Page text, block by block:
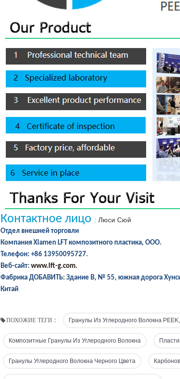
Контактное лицо : Люси Сюй
Отдел внешней торговли
Компания Xiamen LFT композитного пластика, ООО.
Телефон: +86 13950095727.
Веб-сайт: www.lft-g.com.
Фабрика ДОБАВИТЬ: Здание B, № 55, южная дорога
Китай
ПОХОЖИЕ ТЕГИ : Гранулы Из Углеродного Волокна
Композитные Гранулы Из Углеродного Волокна
Гранулы Углеродного Волокна Черного Цвета